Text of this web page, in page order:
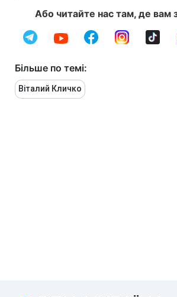
Або читайте нас там, де вам
Більше по темі:
Віталий Кличко